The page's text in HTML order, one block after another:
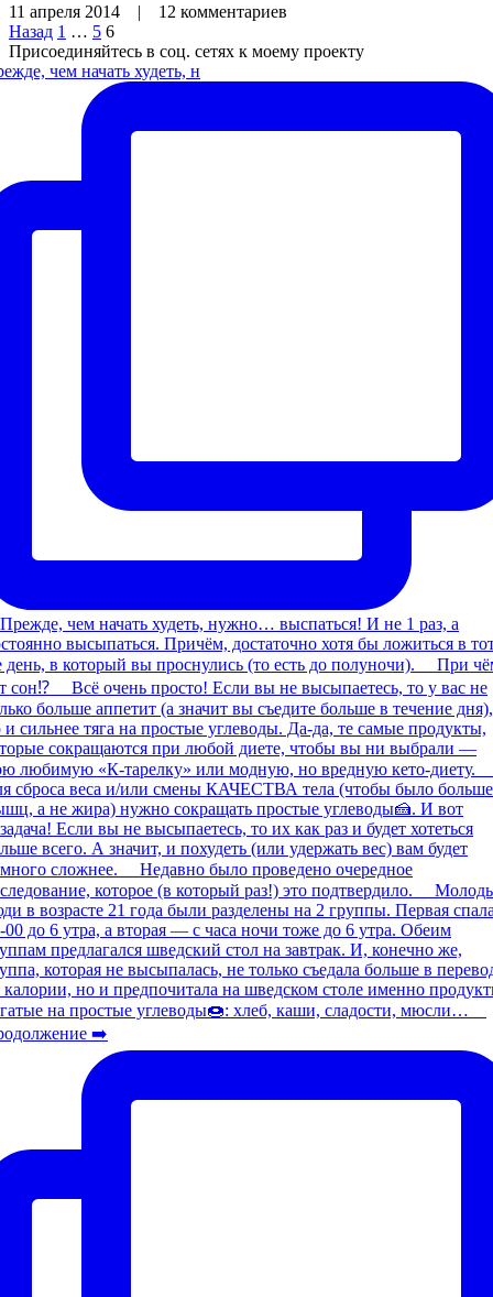
11 апреля 2014 | 12 комментариев
Назад 1 … 5 6
Присоединяйтесь в соц. сетях к моему проекту
чем начать худеть, н